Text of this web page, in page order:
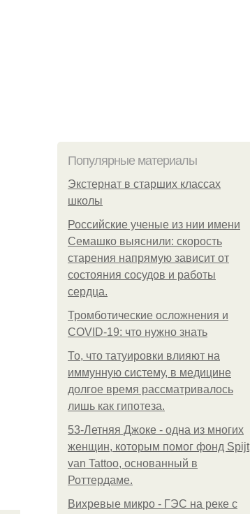
Популярные материалы
Экстернат в старших классах
школы
Российские ученые из нии имени
Семашко выяснили: скорость
старения напрямую зависит от
состояния сосудов и работы
сердца.
Тромботические осложнения и
COVID-19: что нужно знать
То, что татуировки влияют на
иммунную систему, в медицине
долгое время рассматривалось
лишь как гипотеза.
53-Летняя Джоке - одна из многих
женщин, которым помог фонд Spijt
van Tattoo, основанный в
Роттердаме.
Вихревые микро - ГЭС на реке с